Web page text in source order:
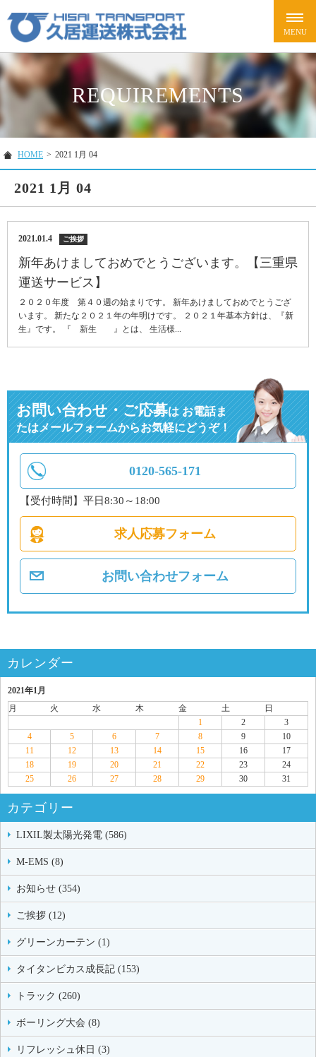
REQUIREMENTS
HOME > 2021 1月 04
2021 1月 04
2021.01.4 ご挨拶
新年あけましておめでとうございます。【三重県
運送サービス】
２０２０年度 第４０週の始まりです。 新年あけましておめでとうござ
います。 新たな２０２１年の年明けです。 ２０２１年基本方針は、『新
生』です。 『 新生 』とは、 生活様...
お問い合わせ・ご応募はお電話ま
たはメールフォームからお気軽にどうぞ！
0120-565-171
【受付時間】平日8:30～18:00
求人応募フォーム
お問い合わせフォーム
カレンダー
2021年1月
月
火 水 木 金 土
日
1
2
3
4
5 6 7 8 9
10
11
12 13 14 15 16
17
18
19 20 21 22 23
24
25
26 27 28 29 30 31
カテゴリー
LIXIL製太陽光発電 (586)
M-EMS (8)
お知らせ (354)
ご挨拶 (12)
グリーンカーテン (1)
タイタンビカス成長記 (153)
トラック (260)
ボーリング大会 (8)
リフレッシュ休日 (3)